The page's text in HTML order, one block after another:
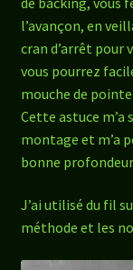
l’avançon, en
cran d’arrêt pour
vous pourrez
mouche de
Cette astuce m’a
montage et m’a
bonne
J’ai utilisé du fil
méthode et les